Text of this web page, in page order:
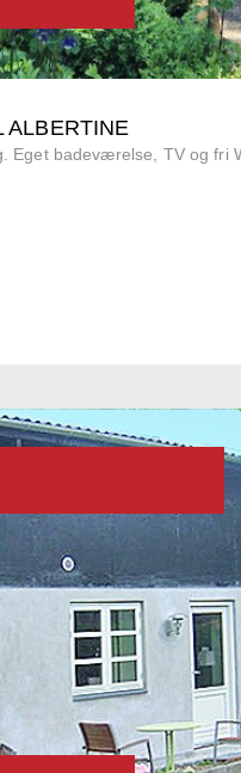
ALBERTINE
Eget badeværelse, TV og fri